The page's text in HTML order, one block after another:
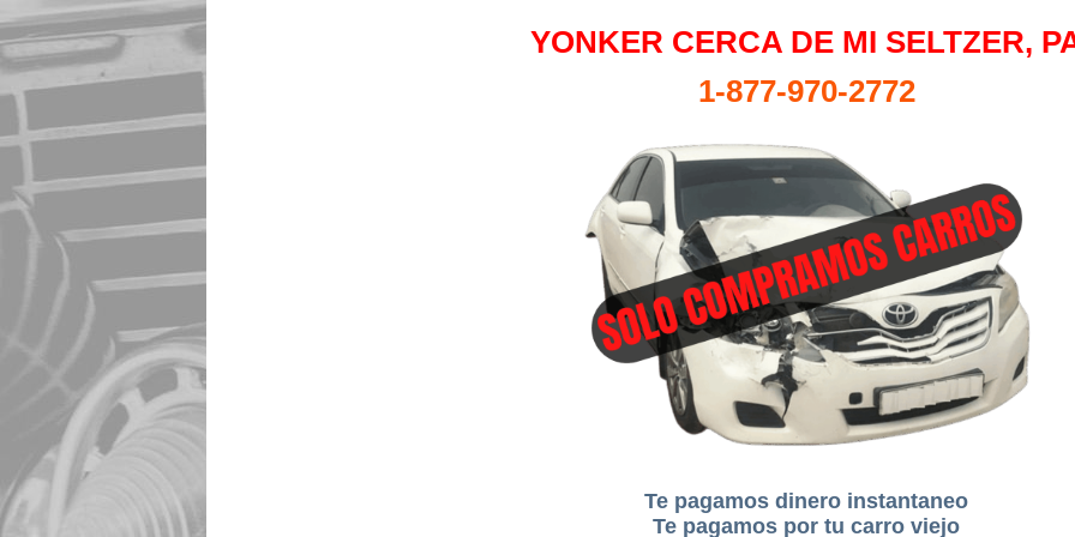
YONKER CERCA DE MI SELTZER,
1-877-970-2772
Te pagamos dinero instantaneo
Te pagamos por tu carro viejo